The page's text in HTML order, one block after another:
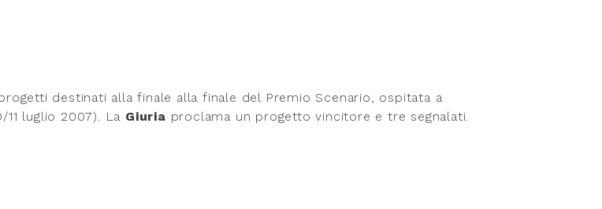
destinati alla finale alla finale del Premio Scenario, ospitata a
11 luglio 2007). La Giuria proclama un progetto vincitore e tre segnalati.